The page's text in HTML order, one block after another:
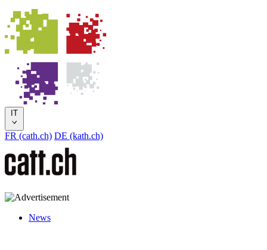
IT
FR (cath.ch) DE (kath.ch)
News